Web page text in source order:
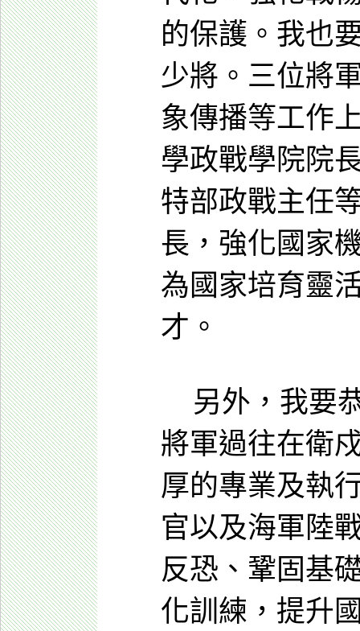
的保護。我也
少將。三位將
象傳播等工作
學政戰學院院
特部政戰主任
長，強化國家
為國家培育靈
才。
另外，我要
將軍過往在衛
厚的專業及執
官以及海軍陸
反恐、鞏固基
化訓練，提升